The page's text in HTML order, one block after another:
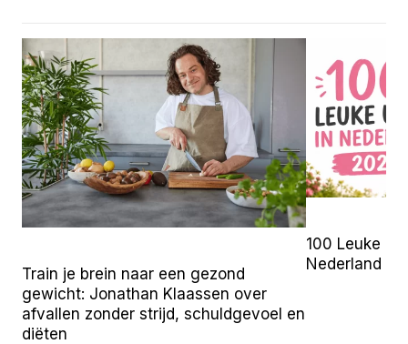
Train je brein naar een gezond
gewicht: Jonathan Klaassen over
afvallen zonder strijd, schuldgevoel en
diëten
100 Leuke
Nederland